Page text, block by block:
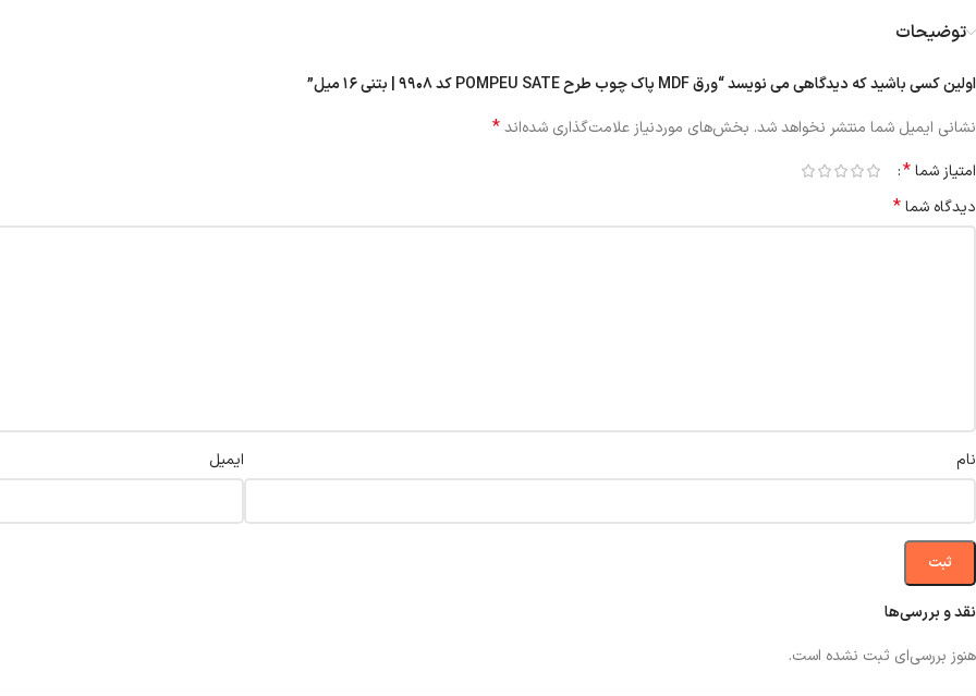
توضیحات
نقد و بررسی‌ها
هنوز بررسی‌ای ثبت نشده است.
اولین کسی باشید که دیدگاهی می نویسد “ورق MDF پاک چوب طرح POMPEU SATE کد ۹۹۰۸ | بتنی ۱۶ میل”
نشانی ایمیل شما منتشر نخواهد شد. بخش‌های موردنیاز علامت‌گذاری شده‌اند*
امتیاز شما*
دیدگاه شما*
نام ایمیل